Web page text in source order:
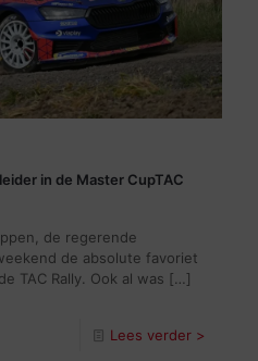
in de Master CupTAC
de regerende
de absolute favoriet
TAC Rally. Ook al was […]
Lees verder >